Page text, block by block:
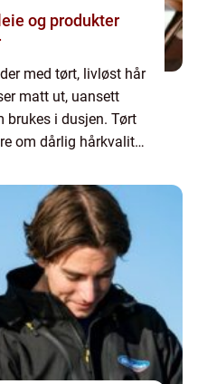
og produkter
med tørt, livløst hår
matt ut, uansett
brukes i dusjen. Tørt
om dårlig hårkvalitet